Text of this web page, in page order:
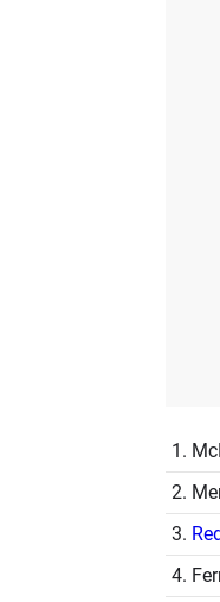
1.
2.
3.
4.